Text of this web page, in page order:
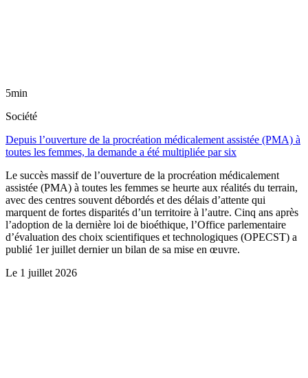
5min
Société
Depuis l’ouverture de la procréation médicalement assistée (PMA) à
toutes les femmes, la demande a été multipliée par six
Le succès massif de l’ouverture de la procréation médicalement
assistée (PMA) à toutes les femmes se heurte aux réalités du terrain,
avec des centres souvent débordés et des délais d’attente qui
marquent de fortes disparités d’un territoire à l’autre. Cinq ans après
l’adoption de la dernière loi de bioéthique, l’Office parlementaire
d’évaluation des choix scientifiques et technologiques (OPECST) a
publié 1er juillet dernier un bilan de sa mise en œuvre.
Le 1 juillet 2026